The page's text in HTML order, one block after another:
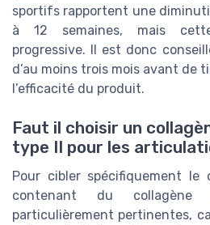
sportifs rapportent une
à 12 semaines, mais
progressive. Il est donc
d’au moins trois mois avant de
l’efficacité du produit.
Faut il choisir un
type II pour les
Pour cibler spécifiquement le
contenant du
particulièrement pertinentes,